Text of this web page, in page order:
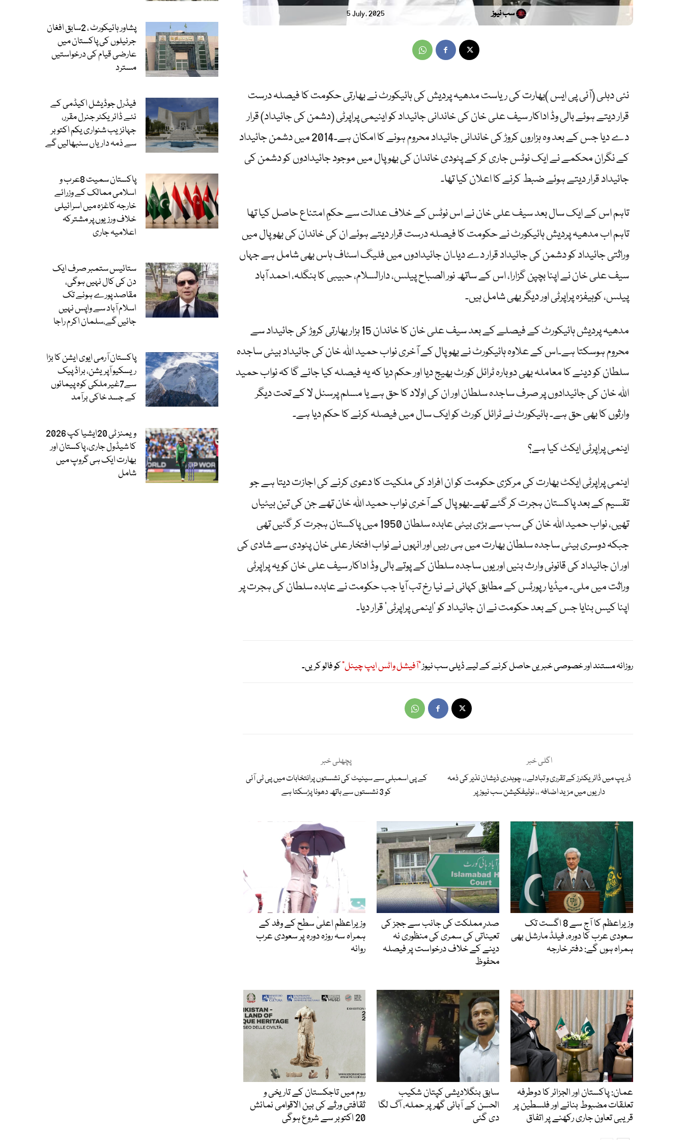
پشاور ہائیکورٹ ، 2سابق افغان
جرنیلوں کی پاکستان میں
عارضی قیام کی درخواستیں
مسترد
فیڈرل جوڈیشل اکیڈمی کے
نئے ڈائریکٹر جنرل مقرر،
جہانزیب شنواری یکم اکتوبر
سے ذمہ داریاں سنبھالیں گے
پاکستان سمیت 8عرب و
اسلامی ممالک کے وزرائے
خارجہ کاغزہ میں اسرائیلی
خلاف ورزیوں پر مشترکہ
اعلامیہ جاری
ستائیس ستمبر صرف ایک
دن کی کال نہیں ہوگی،
مقاصد پورے ہونے تک
اسلام آباد سے واپس نہیں
جائیں گے،سلمان اکرم راجا
پاکستان آرمی ایوی ایشن کا بڑا
ریسکیو آپریشن، براڈ پیک
سے7غیر ملکی کوہ پیمائوں
کے جسد خاکی برآمد
ویمنز ٹی 20ایشیا کپ 2026
کا شیڈول جاری، پاکستان اور
بھارت ایک ہی گروپ میں
شامل
5 July, 2025 سب نیوز
نئی دہلی (آئی پی ایس )بھارت کی ریاست مدھیہ پردیش کی ہائیکورٹ نے بھارتی حکومت کا فیصلہ درست
قرار دیتے ہوئے بالی وڈ اداکار سیف علی خان کی خاندانی جائیداد کو اینیمی پراپرٹی (دشمن کی جائیداد) قرار
دے دیا جس کے بعد وہ ہزاروں کروڑ کی خاندانی جائیداد محروم ہونے کا امکان ہے۔2014 میں دشمن جائیداد
کے نگران محکمے نے ایک نوٹس جاری کر کے پٹودی خاندان کی بھوپال میں موجود جائیدادوں کو دشمن کی
جائیداد قرار دیتے ہوئے ضبط کرنے کا اعلان کیا تھا۔
تاہم اس کے ایک سال بعد سیف علی خان نے اس نوٹس کے خلاف عدالت سے حکمِ امتناع حاصل کیا تھا
تاہم اب مدھیہ پردیش ہائیکورٹ نے حکومت کا فیصلہ درست قرار دیتے ہوئے ان کی خاندان کی بھوپال میں
وراثتی جائیداد کو دشمن کی جائیداد قرار دے دیا۔ان جائیدادوں میں فلیگ اسٹاف ہاس بھی شامل ہے جہاں
سیف علی خان نے اپنا بچپن گزارا، اس کے ساتھ نور الصباح پیلس، دارالسلام، حبیبی کا بنگلہ، احمد آباد
پیلس، کوہیفزہ پراپرٹی اور دیگر بھی شامل ہیں۔
مدھیہ پردیش ہائیکورٹ کے فیصلے کے بعد سیف علی خان کا خاندان 15 ہزار بھارتی کروڑ کی جائیداد سے
محروم ہوسکتا ہے۔اس کے علاوہ ہائیکورٹ نے بھوپال کے آخری نواب حمید اللہ خان کی جائیداد بیٹی ساجدہ
سلطان کو دینے کا معاملہ بھی دوبارہ ٹرائل کورٹ بھیج دیا اور حکم دیا کہ یہ فیصلہ کیا جائے گا کہ نواب حمید
اللہ خان کی جائیدادوں پر صرف ساجدہ سلطان اور ان کی اولاد کا حق ہے یا مسلم پرسنل لا کے تحت دیگر
وارثوں کا بھی حق ہے۔ ہائیکورٹ نے ٹرائل کورٹ کو ایک سال میں فیصلہ کرنے کا حکم دیا ہے۔
اینمی پراپرٹی ایکٹ کیا ہے؟
اینمی پراپرٹی ایکٹ بھارت کی مرکزی حکومت کو ان افراد کی ملکیت کا دعوی کرنے کی اجازت دیتا ہے جو
تقسیم کے بعد پاکستان ہجرت کر گئے تھے۔بھوپال کے آخری نواب حمید اللہ خان تھے جن کی تین بیٹیاں
تھیں، نواب حمید اللہ خان کی سب سے بڑی بیٹی عابدہ سلطان 1950 میں پاکستان ہجرت کر گئیں تھی
جبکہ دوسری بیٹی ساجدہ سلطان بھارت میں ہی رہیں اور انہوں نے نواب افتخار علی خان پٹودی سے شادی کی
اور ان جائیداد کی قانونی وارث بنیں اور یوں ساجدہ سلطان کے پوتے بالی وڈ اداکار سیف علی خان کو یہ پراپرٹی
وراثت میں ملی۔ میڈیا رپورٹس کے مطابق کہانی نے نیا رخ تب آیا جب حکومت نے عابدہ سلطان کی ہجرت پر
اپنا کیس بنایا جس کے بعد حکومت نے ان جائیداد کو ‘اینمی پراپرٹی’ قرار دیا۔
روزانہ مستند اور خصوصی خبریں حاصل کرنے کے لیے ڈیلی سب نیوز"آفیشل واٹس ایپ چینل"کو فالو کریں۔
پچھلی خبر
کے پی اسمبلی سے سینیٹ کی نشستوں پرانتخابات میں پی ٹی آئی
کو 3 نشستوں سے ہاتھ دھونا پڑسکتا ہے
اگلی خبر
ڈریپ میں ڈائریکٹرز کے تقرری و تبادلے،، چوہدری ذیشان نذیر کی ذمہ
داریوں میں مزید اضافہ ،، نوٹیفکیشن سب نیوزپر
وزیراعظم اعلیٰ سطح کے وفد کے
ہمراہ سہ روزہ دورہ پر سعودی عرب
روانہ
صدرِ مملکت کی جانب سے ججز کی
تعیناتی کی سمری کی منظوری نہ
دینے کے خلاف درخواست پر فیصلہ
محفوظ
وزیراعظم کا آج سے 8 اگست تک
سعودی عرب کا دورہ، فیلڈ مارشل بھی
ہمراہ ہوں گے: دفتر خارجہ
روم میں تاجکستان کے تاریخی و
ثقافتی ورثے کی بین الاقوامی نمائش
20 اکتوبر سے شروع ہوگی
سابق بنگلادیشی کپتان شکیب
الحسن کے آبائی گھر پر حملہ، آگ لگا
دی گئی
عمان: پاکستان اور الجزائر کا دوطرفہ
تعلقات مضبوط بنانے اور فلسطین پر
قریبی تعاون جاری رکھنے پر اتفاق